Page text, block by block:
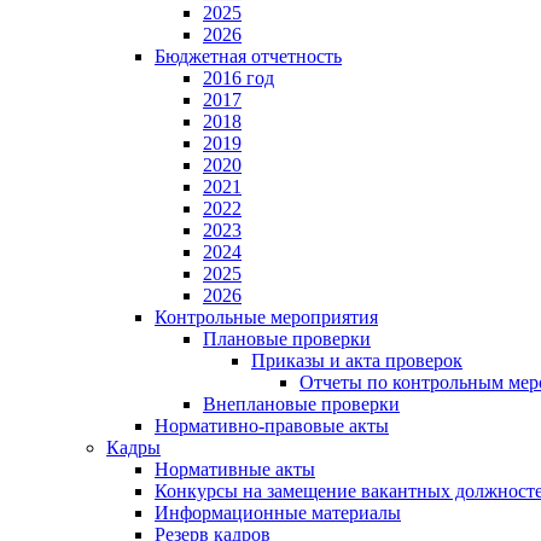
2025
2026
Бюджетная отчетность
2016 год
2017
2018
2019
2020
2021
2022
2023
2024
2025
2026
Контрольные мероприятия
Плановые проверки
Приказы и акта проверок
Отчеты по контрольным
Внеплановые проверки
Нормативно-правовые акты
Кадры
Нормативные акты
Конкурсы на замещение вакантных
Информационные материалы
Резерв кадров